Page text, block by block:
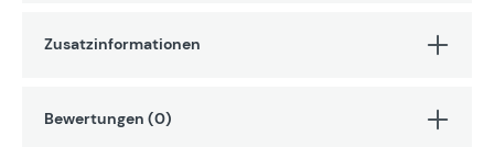
Zusatzinformationen
Bewertungen (0)